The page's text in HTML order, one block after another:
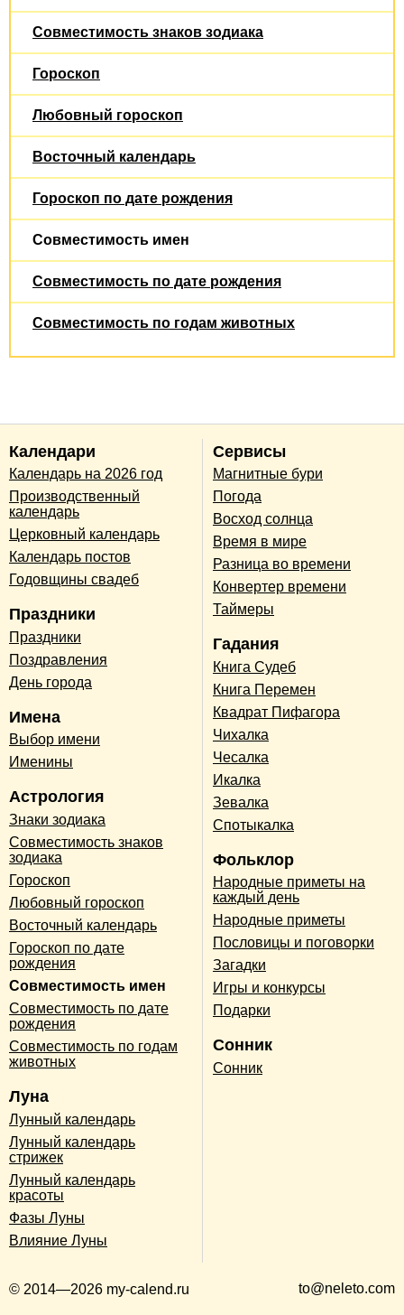
Совместимость знаков зодиака
Гороскоп
Любовный гороскоп
Восточный календарь
Гороскоп по дате рождения
Совместимость имен
Совместимость по дате рождения
Совместимость по годам животных
Календари
Календарь на 2026 год
Производственный
календарь
Церковный календарь
Календарь постов
Годовщины свадеб
Праздники
Праздники
Поздравления
День города
Имена
Выбор имени
Именины
Астрология
Знаки зодиака
Совместимость знаков
зодиака
Гороскоп
Любовный гороскоп
Восточный календарь
Гороскоп по дате
рождения
Совместимость имен
Совместимость по дате
рождения
Совместимость по годам
животных
Луна
Лунный календарь
Лунный календарь
стрижек
Лунный календарь
красоты
Фазы Луны
Влияние Луны
Сервисы
Магнитные бури
Погода
Восход солнца
Время в мире
Разница во времени
Конвертер времени
Таймеры
Гадания
Книга Судеб
Книга Перемен
Квадрат Пифагора
Чихалка
Чесалка
Икалка
Зевалка
Спотыкалка
Фольклор
Народные приметы на
каждый день
Народные приметы
Пословицы и поговорки
Загадки
Игры и конкурсы
Подарки
Сонник
Сонник
© 2014—2026 my-calend.ru to@neleto.com